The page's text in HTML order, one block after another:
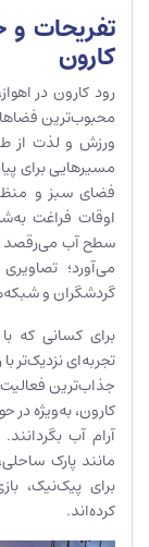
تفریحات
کارون
رود کارون در
محبوب‌ترین
ورزش و لذت از
مسیرهایی برای
فضای سبز و
اوقات فراغت
سطح آب می‌رقصد و
می‌آورد؛
گردشگران و
برای کسانی که با
تجربه‌ای نزدیک‌تر
جذاب‌ترین
کارون، به‌ویژه در
آرام آب
مانند پارک
برای پیک‌نیک،
کرده‌اند.